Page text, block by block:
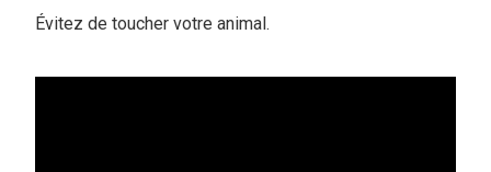
Évitez de toucher votre animal.